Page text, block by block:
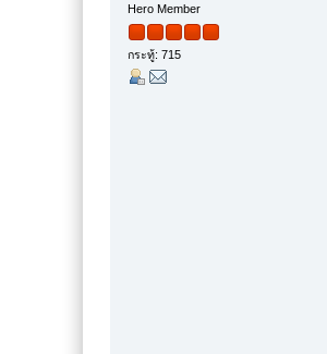
Hero Member
กระทู้: 715